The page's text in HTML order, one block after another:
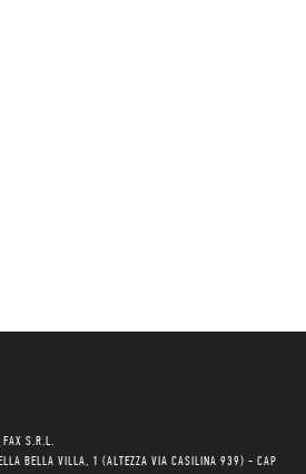
S.R.L.
BELLA VILLA, 1 (ALTEZZA VIA CASILINA 939) - CAP